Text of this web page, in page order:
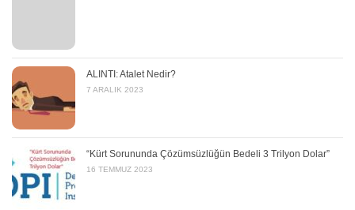
ALINTI: Atalet Nedir?
7 ARALIK 2023
“Kürt Sorununda Çözümsüzlüğün Bedeli 3 Trilyon Dolar”
16 TEMMUZ 2023